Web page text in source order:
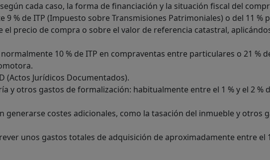
cada caso, la forma de financiación y la situación fiscal del
9 % de ITP (Impuesto sobre Transmisiones Patrimoniales) o del 11 %
precio de compra o sobre el valor de referencia catastral,
10 % de ITP en compraventas entre particulares o 21 %
(Actos Jurídicos Documentados).
y otros gastos de formalización: habitualmente entre el 1 % y el 2 %
generarse costes adicionales, como la tasación del inmueble y otros
unos gastos totales de adquisición de aproximadamente entre el